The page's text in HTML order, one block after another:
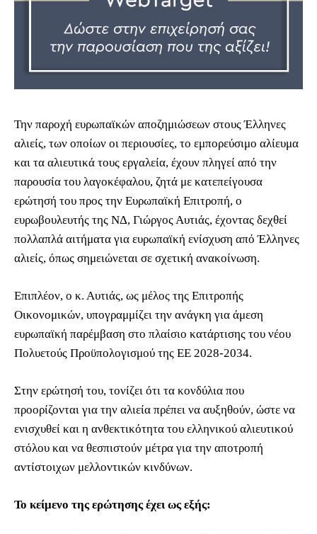
Την παροχή ευρωπαϊκών αποζημιώσεων στους Έλληνες
αλιείς, των οποίων οι περιουσίες, το εμπορεύσιμο αλίευμα
και τα αλιευτικά τους εργαλεία, έχουν πληγεί από την
παρουσία του λαγοκέφαλου, ζητά με κατεπείγουσα
ερώτησή του προς την Ευρωπαϊκή Επιτροπή, ο
ευρωβουλευτής της ΝΔ, Γιώργος Αυτιάς, έχοντας δεχθεί
πολλαπλά αιτήματα για ευρωπαϊκή ενίσχυση από Έλληνες
αλιείς, όπως σημειώνεται σε σχετική ανακοίνωση.
Επιπλέον, ο κ. Αυτιάς, ως μέλος της Επιτροπής
Οικονομικών, υπογραμμίζει την ανάγκη για άμεση
ευρωπαϊκή παρέμβαση στο πλαίσιο κατάρτισης του νέου
Πολυετούς Προϋπολογισμού της ΕΕ 2028-2034.
Στην ερώτησή του, τονίζει ότι τα κονδύλια που
προορίζονται για την αλιεία πρέπει να αυξηθούν, ώστε να
ενισχυθεί και η ανθεκτικότητα του ελληνικού αλιευτικού
στόλου και να θεσπιστούν μέτρα για την αποτροπή
αντίστοιχων μελλοντικών κινδύνων.
Το κείμενο της ερώτησης έχει ως εξής: